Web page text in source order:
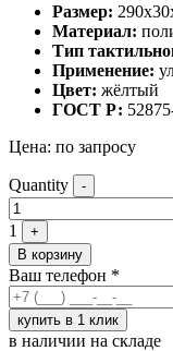
Размер:
Материал:
Тип
Применение:
Цвет: жёлтый
ГОСТ Р:
Цена: по запросу
Quantity -
1
+
В корзину
Ваш телефон *
в наличии на складе